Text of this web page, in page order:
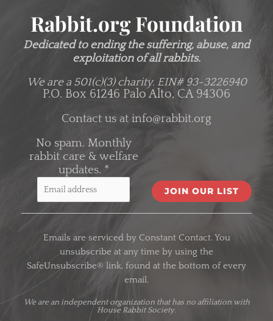
Rabbit.org Foundation
Dedicated to ending the suffering, abuse, and
exploitation of all rabbits.
We are a 501(c)(3) charity. EIN# 93-3226940
P.O. Box 61246 Palo Alto, CA 94306
Contact us at info@rabbit.org
No spam. Monthly
rabbit care & welfare
updates. *
n
Emails are serviced by Constant Contact. You
unsubscribe at any time by using the
SafeUnsubscribe® link, found at the bottom of every
email.
We are an independent organizationthat has no affiliation with
House Rabbit Society.